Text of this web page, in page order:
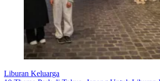
Liburan Keluarga